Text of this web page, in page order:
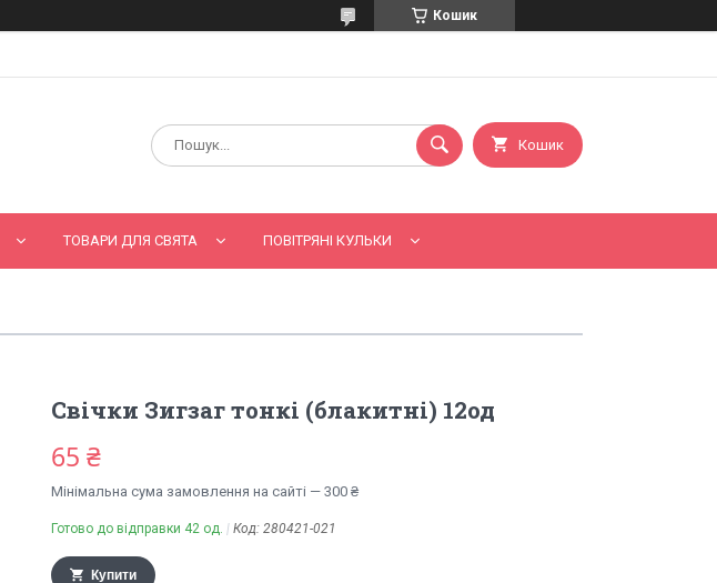
Кошик
Кошик
ТОВАРИ ДЛЯ СВЯТА ПОВІТРЯНІ КУЛЬКИ
Свічки Зигзаг тонкі (блакитні) 12од
65 ₴
Мінімальна сума замовлення на сайті — 300 ₴
Готово до відправки 42 од. Код: 280421-021
Купити